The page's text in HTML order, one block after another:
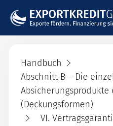
Handbuch
Abschnitt B – Die
Absicherungsprodukte
(Deckungsformen)
VI.